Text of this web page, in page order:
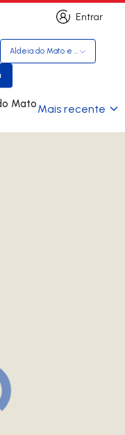
Entrar
Entrar
Aldeia do Mato e Souto
Mais recente